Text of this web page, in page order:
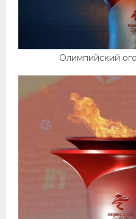
Олимпийский